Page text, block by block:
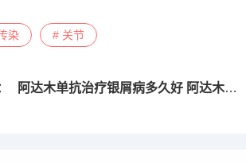
染 # 关节
阿达木单抗治疗银屑病多久好 阿达木单抗治疗银屑病疗程